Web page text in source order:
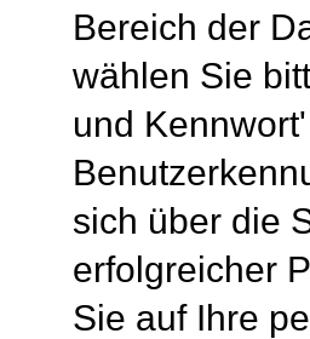
Bereich der
wählen Sie
und
sich über die
erfolgreicher
Sie auf Ihre